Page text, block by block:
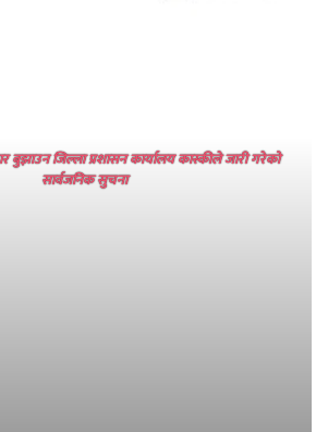
बुझाउन जिल्ला प्रशासन कार्यालय कास्कीले जारी गरेको
सार्वजनिक सुचना